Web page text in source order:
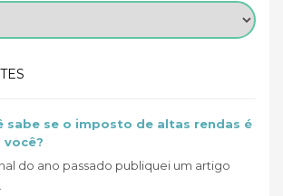
sabe se o imposto de altas rendas é
você?
do ano passado publiquei um artigo